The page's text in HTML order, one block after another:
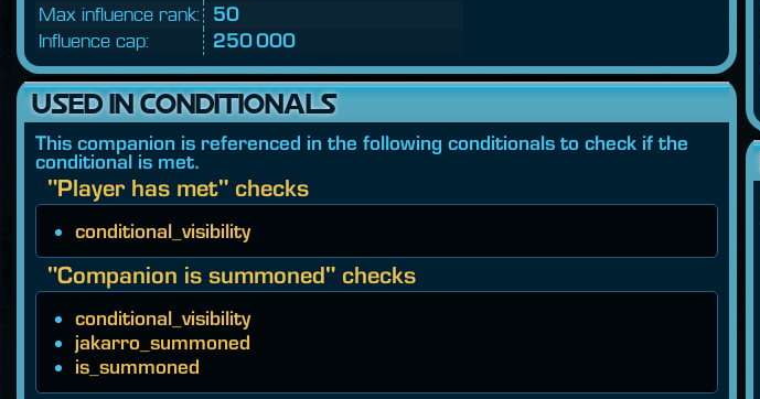
Max influence rank:
50
Influence cap:
250 000
USED IN CONDITIONALS
This companion is referenced in the following conditionals to check if the
conditional is met.
"Player has met" checks
conditional_visibility
"Companion is summoned" checks
conditional_visibility
jakarro_summoned
is_summoned